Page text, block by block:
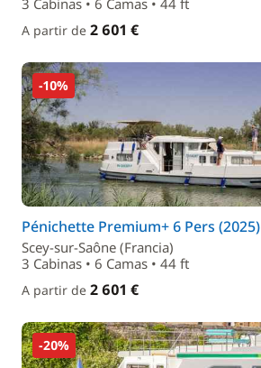
3 Cabinas • 6 Camas • 44 ft
A partir de 2 601 €
-10%
Pénichette Premium+ 6 Pers (2025)
Scey-sur-Saône (Francia)
3 Cabinas • 6 Camas • 44 ft
A partir de 2 601 €
-20%